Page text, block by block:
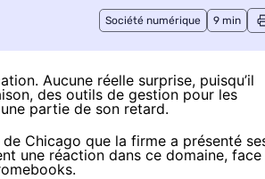
Société numérique 9 min
Aucune réelle surprise, puisqu’il
des outils de gestion pour les
partie de son retard.
de Chicago que la firme a présenté
une réaction dans ce domaine, face
s.